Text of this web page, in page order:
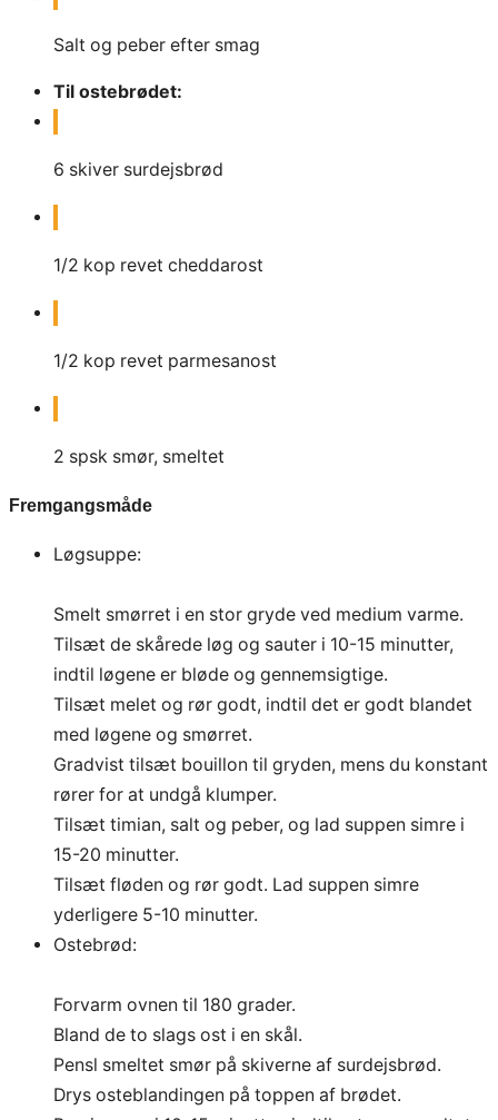
Salt og peber efter smag
Til ostebrødet:
6 skiver surdejsbrød
1/2 kop revet cheddarost
1/2 kop revet parmesanost
2 spsk smør, smeltet
Fremgangsmåde
Løgsuppe:
Smelt smørret i en stor gryde ved medium varme.
Tilsæt de skårede løg og sauter i 10-15 minutter,
indtil løgene er bløde og gennemsigtige.
Tilsæt melet og rør godt, indtil det er godt blandet
med løgene og smørret.
Gradvist tilsæt bouillon til gryden, mens du konstant
rører for at undgå klumper.
Tilsæt timian, salt og peber, og lad suppen simre i
15-20 minutter.
Tilsæt fløden og rør godt. Lad suppen simre
yderligere 5-10 minutter.
Ostebrød:
Forvarm ovnen til 180 grader.
Bland de to slags ost i en skål.
Pensl smeltet smør på skiverne af surdejsbrød.
Drys osteblandingen på toppen af brødet.